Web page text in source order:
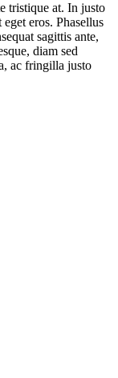
tristique at. In justo
eros. Phasellus
sagittis ante,
diam sed
ac fringilla justo